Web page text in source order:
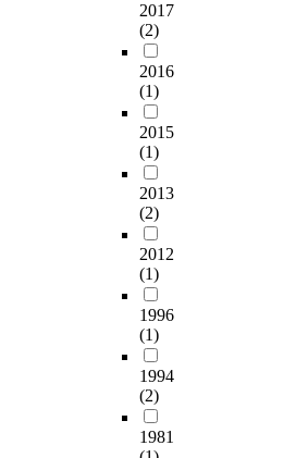
2017
(2)
2016
(1)
2015
(1)
2013
(2)
2012
(1)
1996
(1)
1994
(2)
1981